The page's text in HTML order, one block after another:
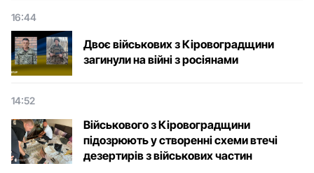
16:44
Двоє військових з Кіровоградщини
загинули на війні з росіянами
14:52
Військового з Кіровоградщини
підозрюють у створенні схеми втечі
дезертирів з військових частин